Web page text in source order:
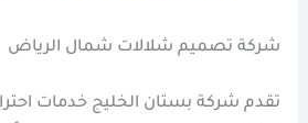
شركة تصميم شلالات شمال الرياض
تقدم شركة بستان الخليج خدمات